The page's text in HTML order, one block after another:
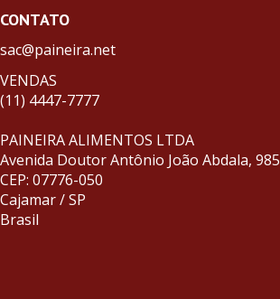
CONTATO
sac@paineira.net
VENDAS
(11) 4447-7777
PAINEIRA ALIMENTOS LTDA
Avenida Doutor Antônio João Abdala, 985
CEP: 07776-050
Cajamar / SP
Brasil